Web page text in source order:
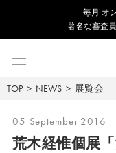
毎⽉ オ
著名な審査
TOP NEWS 展覧会
05 September 2016
荒木経惟個展